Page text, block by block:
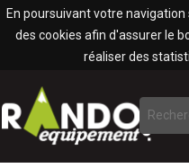
En poursuivant votre
des cookies afin d'assurer le
réaliser des
Panneau de gestion des cookies